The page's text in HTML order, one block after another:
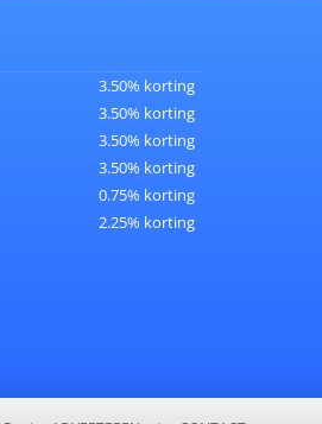
3.50% korting
3.50% korting
3.50% korting
3.50% korting
0.75% korting
2.25% korting